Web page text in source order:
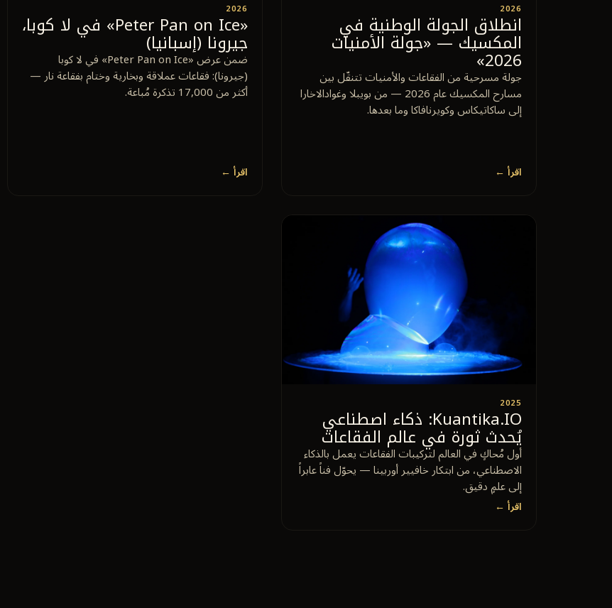
2026
انطلاق الجولة الوطنية في
المكسيك — «جولة الأمنيات
2026»
جولة مسرحية من الفقاعات والأمنيات تتنقّل بين
مسارح المكسيك عام 2026 — من بويبلا وغوادالاخارا
إلى ساكاتيكاس وكويرنافاكا وما بعدها.
اقرأ ←
2026
«Peter Pan on Ice» في لا كوبا،
جيرونا (إسبانيا)
ضمن عرض «Peter Pan on Ice» في لا كوبا
(جيرونا): فقاعات عملاقة وبخارية وختام بفقاعة نار —
أكثر من 17,000 تذكرة مُباعة.
اقرأ ←
2025
Kuantika.IO: ذكاء اصطناعي
يُحدث ثورة في عالم الفقاعات
أول مُحاكٍ في العالم لتركيبات الفقاعات يعمل بالذكاء
الاصطناعي، من ابتكار خافيير أوربينا — يحوّل فناً عابراً
إلى علمٍ دقيق.
اقرأ ←